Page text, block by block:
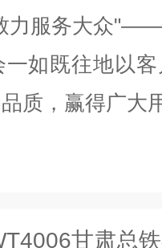
力服务大众
如既往地以
质，赢得广大
甘肃总